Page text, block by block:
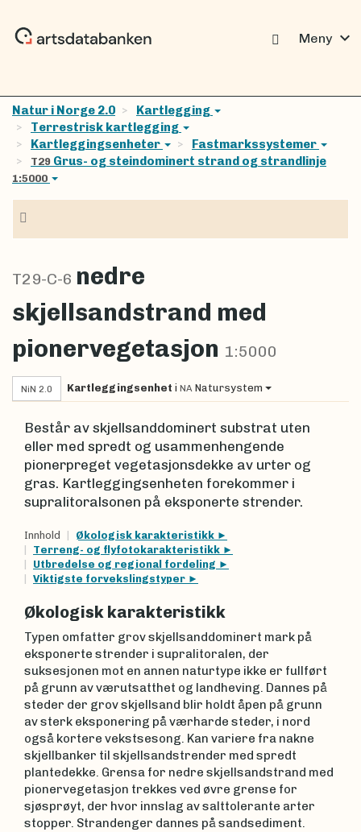
Meny expand_more
Natur i Norge 2.0
Kartlegging
Terrestrisk kartlegging
Kartleggingsenheter
Fastmarkssystemer
T29 Grus- og steindominert strand og strandlinje
1:5000
T29-C-6 nedre
skjellsandstrand med
pionervegetasjon 1:5000
NiN 2.0 Kartleggingsenhet i NA Natursystem
Består av skjellsanddominert substrat uten
eller med spredt og usammenhengende
pionerpreget vegetasjonsdekke av urter og
gras. Kartleggingsenheten forekommer i
supralitoralsonen på eksponerte strender.
Innhold
Økologisk karakteristikk
Terreng- og flyfotokarakteristikk
Utbredelse og regional fordeling
Viktigste forvekslingstyper
Økologisk karakteristikk
Typen omfatter grov skjellsanddominert mark på
eksponerte strender i supralitoralen, der
suksesjonen mot en annen naturtype ikke er fullført
på grunn av værutsatthet og landheving. Dannes på
steder der grov skjellsand blir holdt åpen på grunn
av sterk eksponering på værharde steder, i nord
også kortere vekstsesong. Kan variere fra nakne
skjellbanker til skjellsandstrender med spredt
plantedekke. Grensa for nedre skjellsandstrand med
pionervegetasjon trekkes ved øvre grense for
sjøsprøyt, der hvor innslag av salttolerante arter
stopper. Strandenger dannes på sandsediment.